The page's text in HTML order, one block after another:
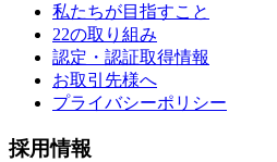
私たちが目指すこと
22の取り組み
認定・認証取得情報
お取引先様へ
プライバシーポリシー
採用情報